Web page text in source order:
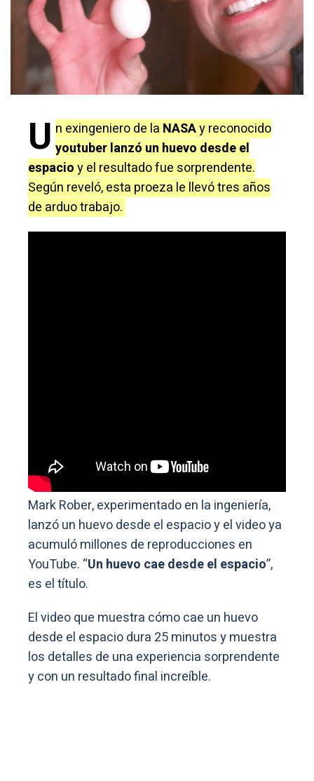
U n exingeniero de la NASAy reconocido
youtuber lanzó un huevo desde el
espacioy el resultado fue sorprendente.
Según reveló, esta proeza le llevó tres años
de arduo trabajo.
Mark Rober, experimentado en la ingeniería,
lanzó un huevo desde el espacio y el video ya
acumuló millones de reproducciones en
YouTube. “Un huevo cae desde el espacio”,
es el título.
El video que muestra cómo cae un huevo
desde el espacio dura 25 minutos y muestra
los detalles de una experiencia sorprendente
y con un resultado final increíble.